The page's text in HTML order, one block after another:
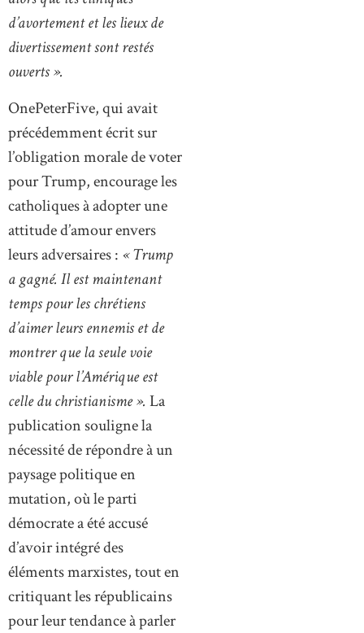
d’avortement et les lieux de
divertissement sont restés
ouverts ».
OnePeterFive, qui avait
précédemment écrit sur
l’obligation morale de voter
pour Trump, encourage les
catholiques à adopter une
attitude d’amour envers
leurs adversaires : « Trump
a gagné. Il est maintenant
temps pour les chrétiens
d’aimer leurs ennemis et de
montrer que la seule voie
viable pour l’Amérique est
celle du christianisme ». La
publication souligne la
nécessité de répondre à un
paysage politique en
mutation, où le parti
démocrate a été accusé
d’avoir intégré des
éléments marxistes, tout en
critiquant les républicains
pour leur tendance à parler